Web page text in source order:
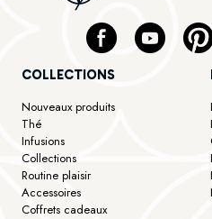
COLLECTIONS
Nouveaux produits
Thé
Infusions
Collections
Routine plaisir
Accessoires
Coffrets cadeaux